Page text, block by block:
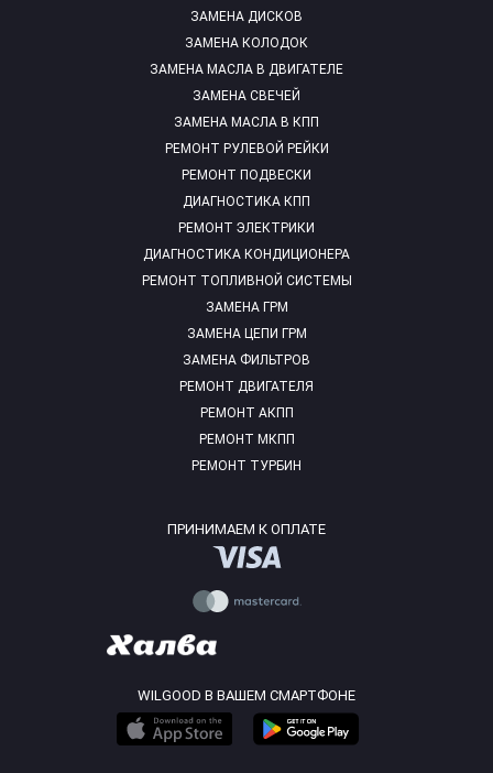
ЗАМЕНА ДИСКОВ
ЗАМЕНА КОЛОДОК
ЗАМЕНА МАСЛА В ДВИГАТЕЛЕ
ЗАМЕНА СВЕЧЕЙ
ЗАМЕНА МАСЛА В КПП
РЕМОНТ РУЛЕВОЙ РЕЙКИ
РЕМОНТ ПОДВЕСКИ
ДИАГНОСТИКА КПП
РЕМОНТ ЭЛЕКТРИКИ
ДИАГНОСТИКА КОНДИЦИОНЕРА
РЕМОНТ ТОПЛИВНОЙ СИСТЕМЫ
ЗАМЕНА ГРМ
ЗАМЕНА ЦЕПИ ГРМ
ЗАМЕНА ФИЛЬТРОВ
РЕМОНТ ДВИГАТЕЛЯ
РЕМОНТ АКПП
РЕМОНТ МКПП
РЕМОНТ ТУРБИН
ПРИНИМАЕМ К ОПЛАТЕ
WILGOOD В ВАШЕМ СМАРТФОНЕ